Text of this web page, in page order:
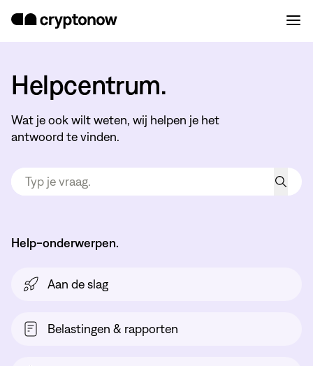
Helpcentrum.
Wat je ook wilt weten, wij helpen je het
antwoord te vinden.
Help-onderwerpen.
Aan de slag
Belastingen & rapporten